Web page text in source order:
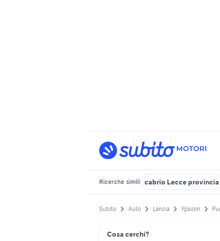
Ricerche simili cabrio Lecce provincia
Subito Auto Lancia Ypsilon
Cosa cerchi?